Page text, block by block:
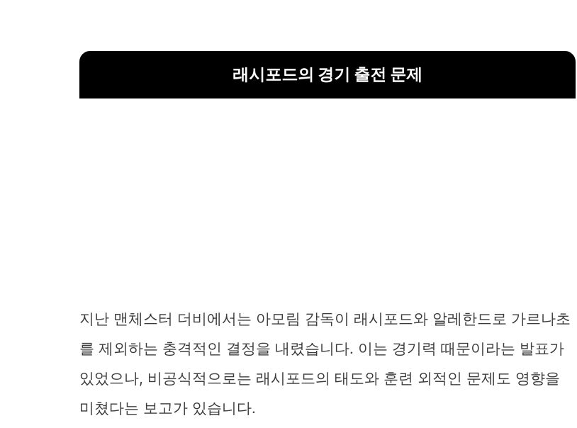
래시포드의 경기 출전 문제
지난 맨체스터 더비에서는 아모림 감독이 래시포드와 알레한드로 가르나초
를 제외하는 충격적인 결정을 내렸습니다. 이는 경기력 때문이라는 발표가
있었으나, 비공식적으로는 래시포드의 태도와 훈련 외적인 문제도 영향을
미쳤다는 보고가 있습니다.